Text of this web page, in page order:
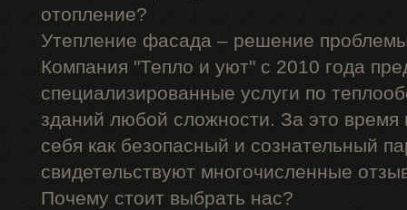
отопление?
Утепление фасада – решение
Компания "Тепло и уют" с 2010 года
специализированные услуги по
зданий любой сложности. За это
себя как безопасный и сознательный
свидетельствуют многочисленные
Почему стоит выбрать нас?